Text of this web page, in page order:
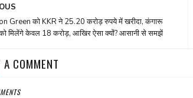
Green को KKR ने 25.20 करोड़ रुपये में खरीदा, कंगारू
मिलेंगे केवल 18 करोड़, आखिर ऐसा क्‍यों? आसानी से समझें
COMMENT